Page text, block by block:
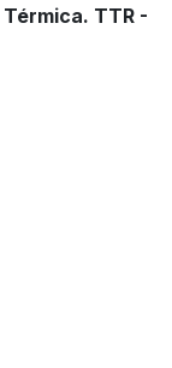
TTR -